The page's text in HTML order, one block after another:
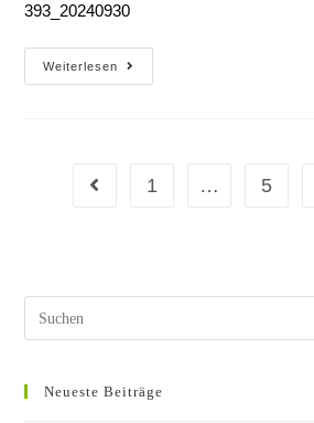
393_20240930
Weiterlesen
1 … 5
Neueste Beiträge